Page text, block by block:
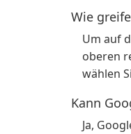
Wie
Um auf
oberen
wählen
Kann
Ja,